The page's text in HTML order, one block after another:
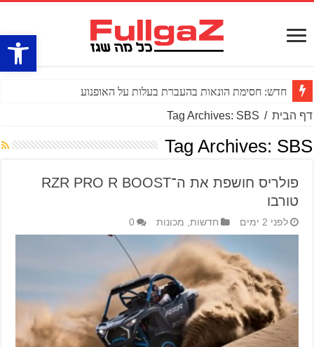
פתח
חדש: חסימת הונאות בהעברת בעלות על האופנוע
דף הבית /
Tag Archives: SBS
Tag Archives: SBS
פולריס חושפת את ה־RZR PRO R BOOST
טורבו
לפני 2 ימים חדשות מכונות 0